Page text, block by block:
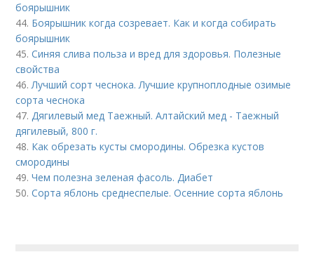
боярышник
44. Боярышник когда созревает. Как и когда собирать
боярышник
45.Синяя слива польза и вред для здоровья. Полезные
свойства
46.Лучший сорт чеснока. Лучшие крупноплодные озимые
сорта чеснока
47.Дягилевый мед Таежный. Алтайский мед - Таежный
дягилевый, 800 г.
48. Как обрезать кусты смородины. Обрезка кустов
смородины
49.Чем полезна зеленая фасоль. Диабет
50.Сорта яблонь среднеспелые. Осенние сорта яблонь